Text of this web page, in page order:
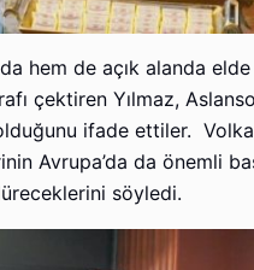
hem de açık alanda
çektiren Yılmaz,
ifade ettiler.
Avrupa’da da önemli
söyledi.